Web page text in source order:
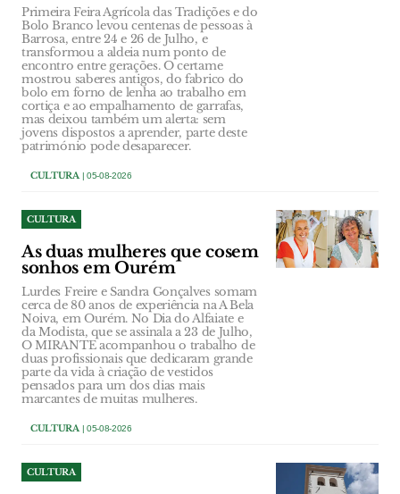
Primeira Feira Agrícola das Tradições e do
Bolo Branco levou centenas de pessoas à
Barrosa, entre 24 e 26 de Julho, e
transformou a aldeia num ponto de
encontro entre gerações. O certame
mostrou saberes antigos, do fabrico do
bolo em forno de lenha ao trabalho em
cortiça e ao empalhamento de garrafas,
mas deixou também um alerta: sem
jovens dispostos a aprender, parte deste
património pode desaparecer.
CULTURA| 05-08-2026
CULTURA
As duas mulheres que cosem
sonhos em Ourém
Lurdes Freire e Sandra Gonçalves somam
cerca de 80 anos de experiência na A Bela
Noiva, em Ourém. No Dia do Alfaiate e
da Modista, que se assinala a 23 de Julho,
O MIRANTE acompanhou o trabalho de
duas profissionais que dedicaram grande
parte da vida à criação de vestidos
pensados para um dos dias mais
marcantes de muitas mulheres.
CULTURA| 05-08-2026
CULTURA